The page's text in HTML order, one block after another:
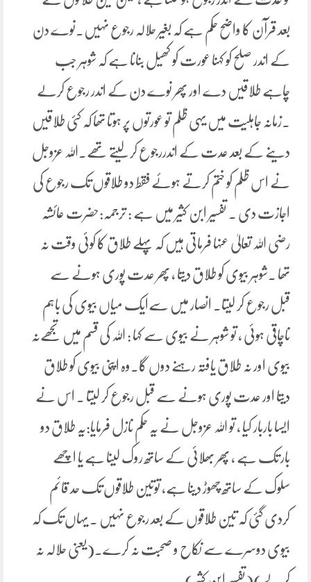
بعد قرآن کا واضح حکم ہے کہ بغیر حلالہ رجوع نہیں۔نوے دن
کے اندر صلح کو کہنا عورت کو کھیل بنانا ہے کہ شوہر جب
چاہے طلاقیں دے اور پھر نوے دن کے اندر رجوع کرلے
۔زمانہ جاہلیت میں یہی ظلم تو عورتوں پر ہوتا تھا کہ کئی طلاقیں
دینے کے بعد عدت کے اندررجوع کرلیتے تھے۔اللہ عزوجل
نے اس ظلم کو ختم کرتے ہوئے فقط دو طلاقوں تک رجوع کی
اجازت دی ۔ تفسیر ابن کثیر میں ہے : ترجمہ:حضرت عائشہ
رضی اللہ تعالیٰ عنہا فرماتی ہیں کہ پہلے طلاق کا کوئی وقت نہ
تھا ۔شوہر بیوی کو طلاق دیتا ، پھر عدت پوری ہونے سے
قبل رجوع کر لیتا۔ انصار میں سےایک میاں بیوی کی باہم
ناچاقی ہوئی ، تو شوہر نے بیوی سے کہا : اللہ کی قسم میں تجھےنہ
بیوی اور نہ طلاق یافتہ رہنے دوں گا۔وہ اپنی بیوی کو طلاق
دیتا اور عدت پوری ہونے سے قبل رجوع کر لیتا ۔ اس نے
ایسا باربار کیا ، تو اللہ عزوجل نے یہ حکم نازل فرمایا:یہ طلاق دو
بار تک ہے ، پھر بھلائی کے ساتھ روک لینا ہے یا اچھے
سلوک کے ساتھ چھوڑ دینا ہے، توتین طلاقوں تک حد قائم
کردی گئی کہ تین طلاقوں کے بعد رجوع نہیں ۔ یہاں تک کہ
بیوی دوسرے سے نکاح و صحبت نہ کرے۔(یعنی حلالہ نہ